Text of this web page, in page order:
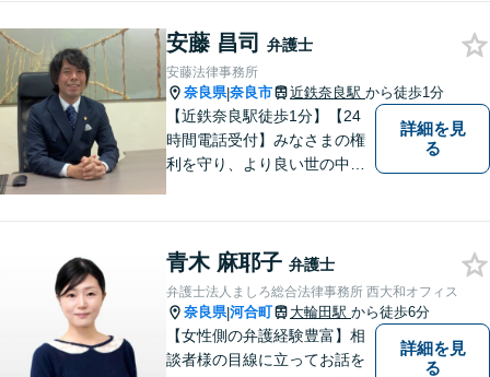
問題のみを扱う法律事務所で
す。離婚をお考えの方は一度
ご相談ください。
安藤 昌司 弁護士
安藤法律事務所
奈良県|奈良市 近鉄奈良駅 から徒歩1分
【近鉄奈良駅徒歩1分】【24
時間電話受付】みなさまの権
利を守り、より良い世の中に
ています。法律トラブルでお
悩みごとがありましたら、お
気軽にご相談ください。
詳細を見
る
青木 麻耶子 弁護士
弁護士法人ましろ総合法律事務所 西大和オフィス
奈良県|河合町 大輪田駅 から徒歩6分
【女性側の弁護経験豊富】相
談者様の目線に立ってお話を
詳細を見
る